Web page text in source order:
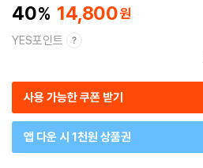
40 14,800
YES포인트
사용 가능한 쿠폰 받기
앱 다운 시 1천원 상품권